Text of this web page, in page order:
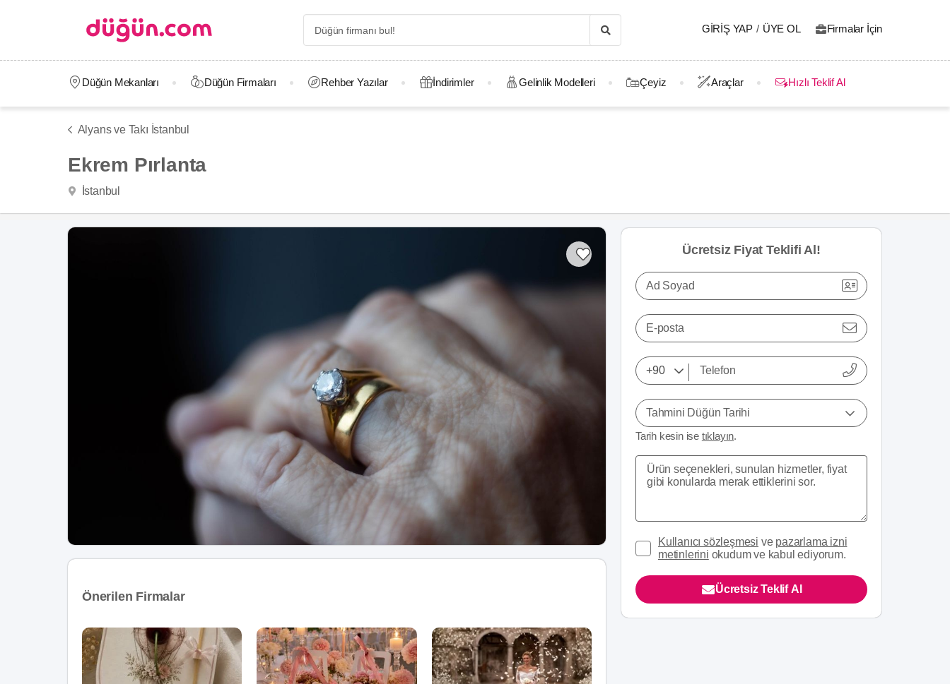
GIRIŞ YAP / ÜYE OL Firmalar İçin
Düğün Mekanları Düğün Firmaları Rehber Yazılar İndirimler Gelinlik Modelleri Çeyiz Araçlar Hızlı Teklif Al
Alyans ve Takı İstanbul
Ekrem Pırlanta
İstanbul
Önerilen Firmalar
Ücretsiz Fiyat Teklifi Al!
Ad Soyad
E-posta
Tahmini Düğün Tarihi
Tarih kesin ise tıklayın.
Kullanıcı sözleşmesi ve pazarlama izni
metinlerini okudum ve kabul ediyorum.
Ücretsiz Teklif Al